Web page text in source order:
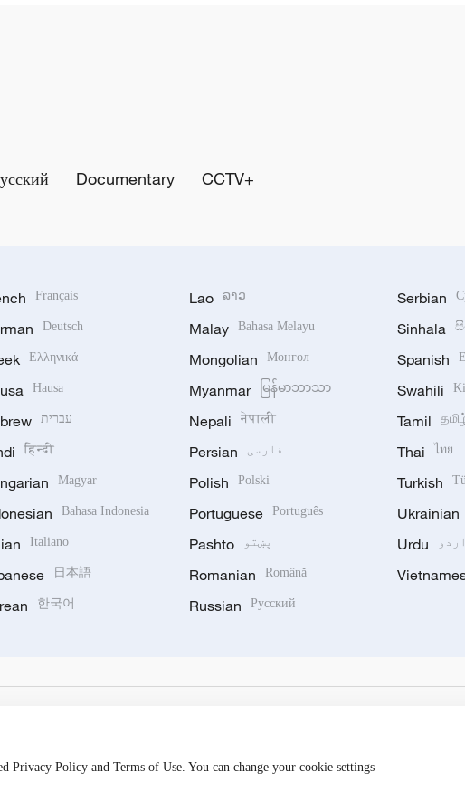
Documentary CCTV+
Français
Deutsch
Ελληνικά
Hausa
עברית
हिन्दी
Magyar
Bahasa Indonesia
Italiano
日本語
한국어
Lao ລາວ
Malay Bahasa Melayu
Mongolian Монгол
Myanmar မြန်မာဘာသာ
Nepali नेपाली
Persian فارسی
Polish Polski
Portuguese Português
Pashto پښتو
Romanian Română
Russian Русский
Serbian
Sinhala
Spanish
Swahili
Tamil
Thai ไทย
Turkish
Ukrainian
Urdu اردو
Privacy Policy and Terms of Use. You can change your cookie settings